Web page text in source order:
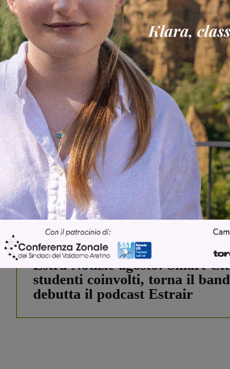
Cronaca 5 Agosto 2026
In Vetrina
In vetrina 3 Agosto 2026
Estra Notizie agosto: Smart
studenti coinvolti, torna il
debutta il podcast Estrair